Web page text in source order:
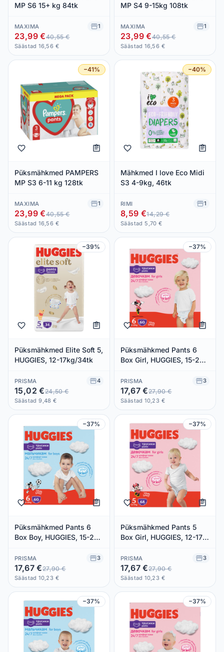
MP S6 15+ kg 84tk
MAXIMA 1
23,99 €40,55 €
Säästad 16,56 €
MP S4 9-15kg 108tk
MAXIMA 1
23,99 €40,55 €
Säästad 16,56 €
−41%
Püksmähkmed PAMPERS
MP S3 6-11 kg 128tk
MAXIMA 1
23,99 €40,55 €
Säästad 16,56 €
−40%
Mähkmed I love Eco Midi
S3 4-9kg, 46tk
RIMI 1
8,59 €14,29 €
Säästad 5,70 €
−39%
Püksmähkmed Elite Soft 5,
HUGGIES, 12-17kg/34tk
PRISMA 4
15,02 €24,50 €
Säästad 9,48 €
−37%
Püksmähkmed Pants 6
Box Girl, HUGGIES, 15-25
PRISMA 3
17,67 €27,90 €
Säästad 10,23 €
−37%
Püksmähkmed Pants 6
Box Boy, HUGGIES, 15-25
PRISMA 3
17,67 €27,90 €
Säästad 10,23 €
−37%
Püksmähkmed Pants 5
Box Girl, HUGGIES, 12-17
PRISMA 3
17,67 €27,90 €
Säästad 10,23 €
−37% −37%